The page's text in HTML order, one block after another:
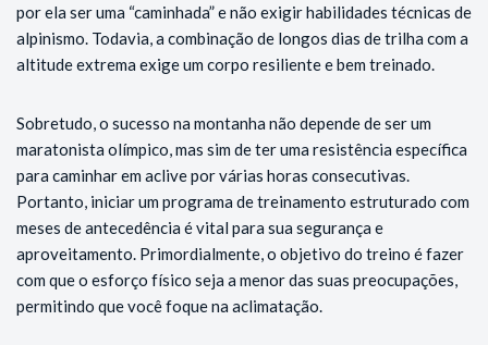
por ela ser uma “caminhada” e não exigir habilidades técnicas de
alpinismo. Todavia, a combinação de longos dias de trilha com a
altitude extrema exige um corpo resiliente e bem treinado.
Sobretudo, o sucesso na montanha não depende de ser um
maratonista olímpico, mas sim de ter uma resistência específica
para caminhar em aclive por várias horas consecutivas.
Portanto, iniciar um programa de treinamento estruturado com
meses de antecedência é vital para sua segurança e
aproveitamento. Primordialmente, o objetivo do treino é fazer
com que o esforço físico seja a menor das suas preocupações,
permitindo que você foque na aclimatação.